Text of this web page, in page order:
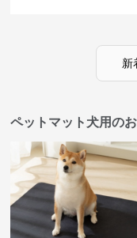
新
ペットマット犬用の